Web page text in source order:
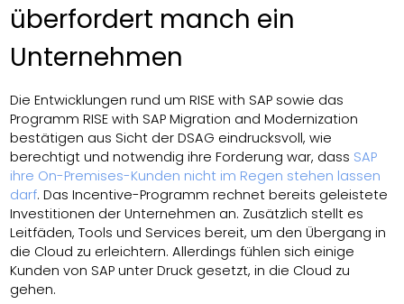
überfordert manch ein
Unternehmen
Die Entwicklungen rund um RISE with SAP sowie das
Programm RISE with SAP Migration and Modernization
bestätigen aus Sicht der DSAG eindrucksvoll, wie
berechtigt und notwendig ihre Forderung war, dass SAP
ihre On-Premises-Kunden nicht im Regen stehen lassen
darf. Das Incentive-Programm rechnet bereits geleistete
Investitionen der Unternehmen an. Zusätzlich stellt es
Leitfäden, Tools und Services bereit, um den Übergang in
die Cloud zu erleichtern. Allerdings fühlen sich einige
Kunden von SAP unter Druck gesetzt, in die Cloud zu
gehen.